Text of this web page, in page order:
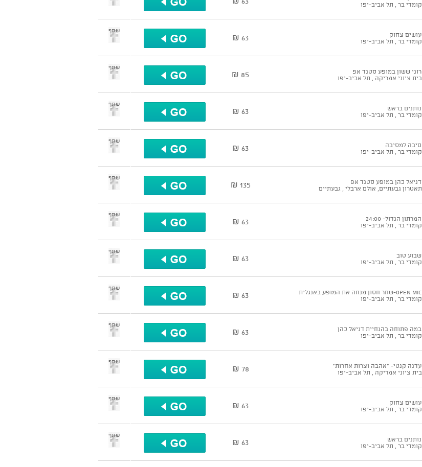
קומדי בר , תל אביב-יפו
עושים צחוק
קומדי בר , תל אביב-יפו 63 ₪
שתף
רוני ששון במופע סטנד אפ
בית ציוני אמריקה , תל אביב-יפו 85 ₪
שתף
נותנים בראש
קומדי בר , תל אביב-יפו 63 ₪
שתף
סיבה למסיבה
קומדי בר , תל אביב-יפו 63 ₪
שתף
דניאל כהן במופע סטנד אפ
תאטרון גבעתיים, אולם ארבלי , גבעתיים 135 ₪
שתף
המרתון הגדול- 24:00
קומדי בר , תל אביב-יפו 63 ₪
שתף
שבוע טוב
קומדי בר , תל אביב-יפו 63 ₪
שתף
קומדי בר , תל אביב-יפו 63 ₪
שתף
במה פתוחה בהנחיית דניאל כהן
קומדי בר , תל אביב-יפו 63 ₪
שתף
עדנה קנטי- "אהבה וצרות אחרות"
בית ציוני אמריקה , תל אביב-יפו 78 ₪
שתף
עושים צחוק
קומדי בר , תל אביב-יפו 63 ₪
שתף
נותנים בראש
קומדי בר , תל אביב-יפו 63 ₪
שתף